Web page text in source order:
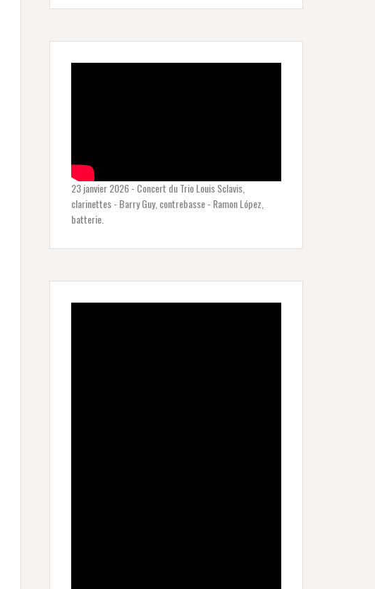
23 janvier 2026 - Concert du Trio Louis Sclavis,
clarinettes - Barry Guy, contrebasse - Ramon López,
batterie.